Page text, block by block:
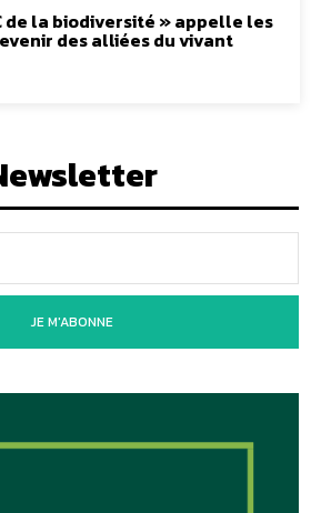
de la biodiversité » appelle les
des alliées du vivant
JE M'ABONNE